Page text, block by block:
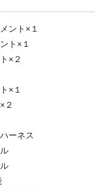
ント×１
×１
×２
×１
ーネス